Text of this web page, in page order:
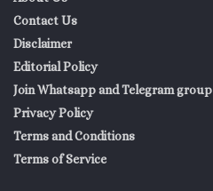
Contact Us
Disclaimer
Editorial Policy
Join Whatsapp and Telegram group
Privacy Policy
Terms and Conditions
Terms of Service